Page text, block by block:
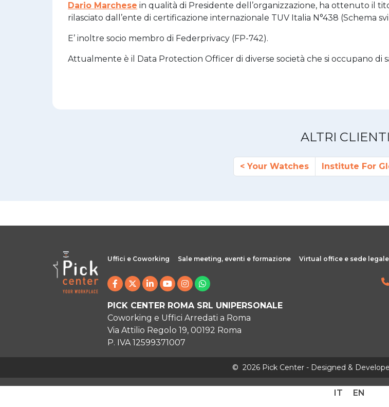
Dario Marchese in qualità di Presidente dell’organizzazione, ha ottenuto il
rilasciato dall’ente di certificazione internazionale TUV Italia N°438 (Schema
E’ inoltre socio membro di Federprivacy (FP-742).
Attualmente è il Data Protection Officer di diverse società che si occupano di
ALTRI CLIENTI
Your Watches Institute For
Uffici e Coworking Sale meeting, eventi e formazione Virtual office e sede legale
PICK CENTER ROMA SRL UNIPERSONALE
Coworking e Uffici Arredati a Roma
Via Attilio Regolo 19, 00192 Roma
P. IVA 12599371007
© 2026 Pick Center - Designed &
IT EN